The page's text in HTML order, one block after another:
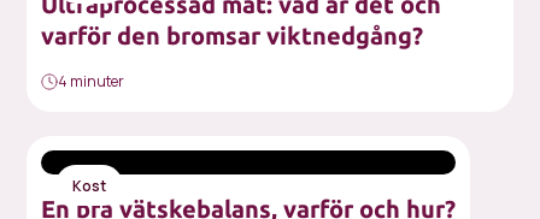
varför den bromsar viktnedgång?
4 minuter
Kost
En bra vätskebalans, varför och hur?